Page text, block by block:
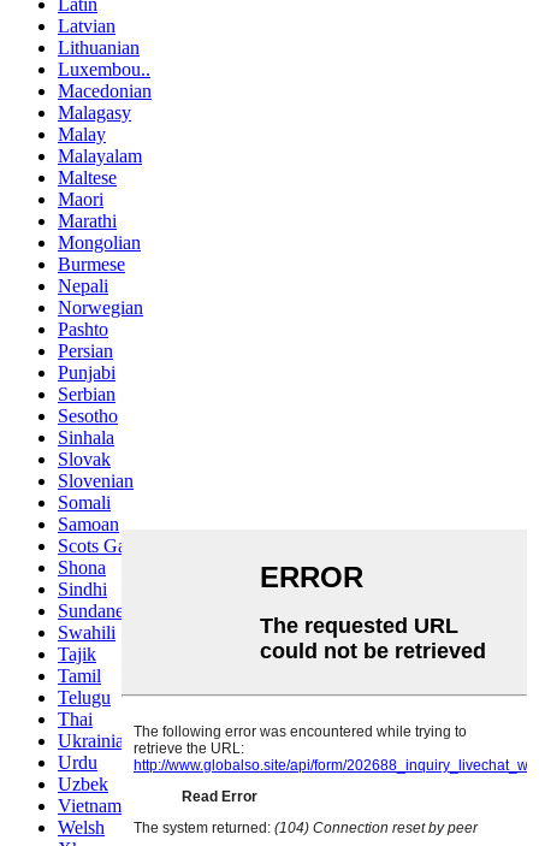
Latvian
Lithuanian
Luxembou..
Macedonian
Malagasy
Malay
Malayalam
Maltese
Maori
Marathi
Mongolian
Burmese
Nepali
Norwegian
Pashto
Persian
Punjabi
Serbian
Sesotho
Sinhala
Slovak
Slovenian
Somali
Samoan
Scots Gaelic
Shona
Sindhi
Sundanese
Swahili
Tajik
Tamil
Telugu
Thai
Ukrainian
Urdu
Uzbek
Vietnamese
Welsh